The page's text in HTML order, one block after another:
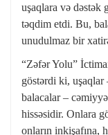
uşaqlara və dəstək
təqdim etdi. Bu,
unudulmaz bir
“Zəfər Yolu”
göstərdi ki, uşaqlar
balacalar –
hissəsidir. Onlara
onların inkişafına,